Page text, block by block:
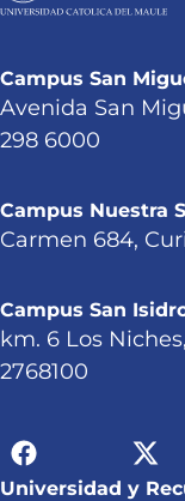
Campus San
Avenida San
298 6000
Campus Nuestra
Carmen 684,
Campus San
km. 6 Los
2768100
Universidad y